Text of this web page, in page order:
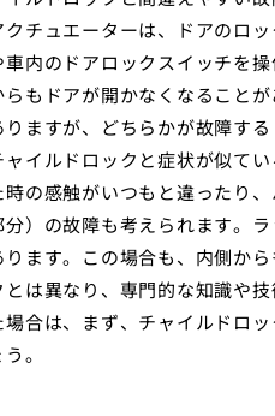
チュエーターは、ドアのロ
内のドアロックスイッチを
もドアが開かなくなること
ますが、どちらかが故障す
イルドロックと症状が似て
の感触がいつもと違ったり
）の故障も考えられます。
ます。この場合も、内側か
は異なり、専門的な知識や
合は、まず、チャイルドロ
。